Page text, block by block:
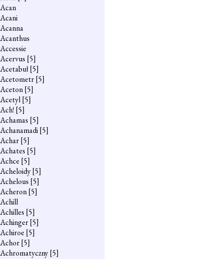
Acan
Acani
Acanna
Acanthus
Accessie
Acervus [5]
Acetabuł[5]
Acetometr[5]
Aceton[5]
Acetyl[5]
Ach! [5]
Achamas [5]
Achanamadi[5]
Achar[5]
Achates [5]
Achce [5]
Acheloidy[5]
Achelous [5]
Acheron[5]
Achill
Achilles [5]
Achinger[5]
Achiroe [5]
Achor[5]
Achromatyczny[5]